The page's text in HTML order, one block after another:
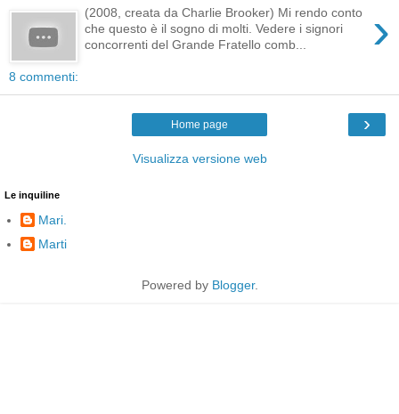
›
(2008, creata da Charlie Brooker) Mi rendo conto
che questo è il sogno di molti. Vedere i signori
concorrenti del Grande Fratello comb...
8 commenti:
›
Home page
Visualizza versione web
Le inquiline
Mari.
Marti
Powered by Blogger.